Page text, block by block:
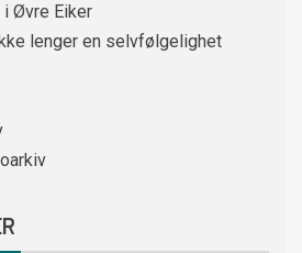
Øvre Eiker
lenger en selvfølgelighet